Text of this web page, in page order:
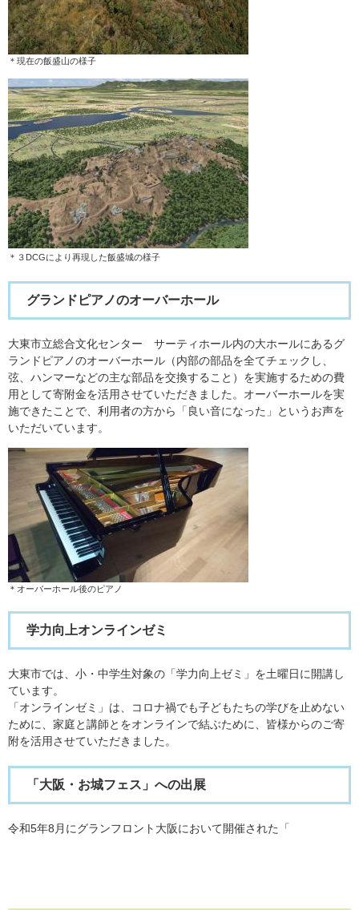
​＊現在の飯盛山の様子
＊３DCGにより再現した飯盛城の様子
グランドピアノのオーバーホール
大東市立総合文化センター サーティホール内の大ホールにあるグ
ランドピアノのオーバーホール（内部の部品を全てチェックし、
弦、ハンマーなどの主な部品を交換すること）を実施するための費
用として寄附金を活用させていただきました。オーバーホールを実
施できたことで、利用者の方から「良い音になった」というお声を
いただいています。
​＊オーバーホール後のピアノ
学力向上オンラインゼミ
大東市では、小・中学生対象の「学力向上ゼミ」を土曜日に開講し
ています。
「オンラインゼミ」は、コロナ禍でも子どもたちの学びを止めない
ために、家庭と講師とをオンラインで結ぶために、皆様からのご寄
附を活用させていただきました。
「大阪・お城フェス」への出展
令和5年8月にグランフロント大阪において開催された「